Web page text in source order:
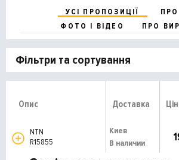
УСІ ПРОПОЗИЦІЇ
ФОТО І ВІДЕО
ПРО
Фільтри та сортування
Опис Доставка
NTN
R15855
Киев
В наличии